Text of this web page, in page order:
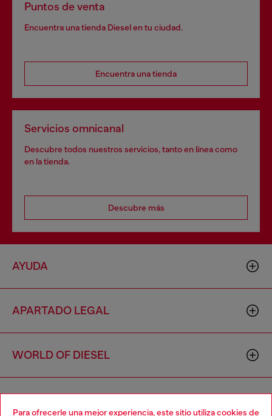
Para ofrecerle una mejor experiencia, este sitio utiliza cookies de
Puntos de venta
Encuentra una tienda Diesel en tu ciudad.
Encuentra una tienda
Servicios omnicanal
Descubre todos nuestros servicios, tanto en línea como
en la tienda.
Descubre más
AYUDA
APARTADO LEGAL
WORLD OF DIESEL